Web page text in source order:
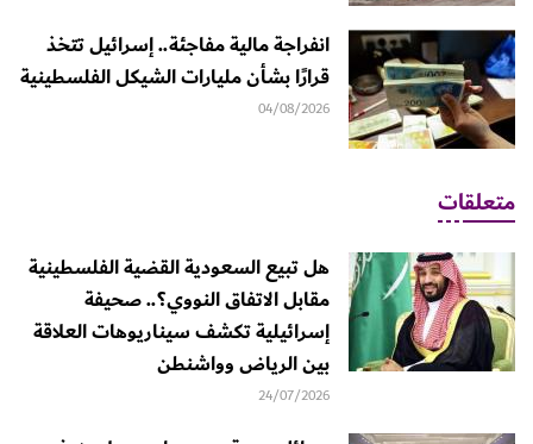
انفراجة مالية مفاجئة.. إسرائيل تتخذ
قرارًا بشأن مليارات الشيكل الفلسطينية
04/08/2026
متعلقات
هل تبيع السعودية القضية الفلسطينية
مقابل الاتفاق النووي؟.. صحيفة
إسرائيلية تكشف سيناريوهات العلاقة
بين الرياض وواشنطن
24/07/2026